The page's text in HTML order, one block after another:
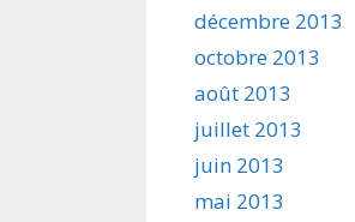
décembre 2013
octobre 2013
août 2013
juillet 2013
juin 2013
mai 2013